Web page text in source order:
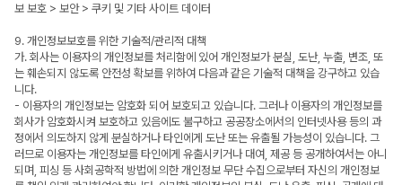
보 보호 > 보안 > 쿠키 및 기타 사이트 데이터
9. 개인정보보호를 위한 기술적/관리적 대책
가. 회사는 이용자의 개인정보를 처리함에 있어 개인정보가 분실, 도난, 누출, 변조, 또
는 훼손되지 않도록 안전성 확보를 위하여 다음과 같은 기술적 대책을 강구하고 있습
니다.
- 이용자의 개인정보는 암호화 되어 보호되고 있습니다. 그러나 이용자의 개인정보를
회사가 암호화시켜 보호하고 있음에도 불구하고 공공장소에서의 인터넷사용 등의 과
정에서 의도하지 않게 분실하거나 타인에게 도난 또는 유출될 가능성이 있습니다. 그
러므로 이용자는 개인정보를 타인에게 유출시키거나 대여, 제공 등 공개하여서는 아니
되며, 피싱 등 사회공학적 방법에 의한 개인정보 무단 수집으로부터 자신의 개인정보